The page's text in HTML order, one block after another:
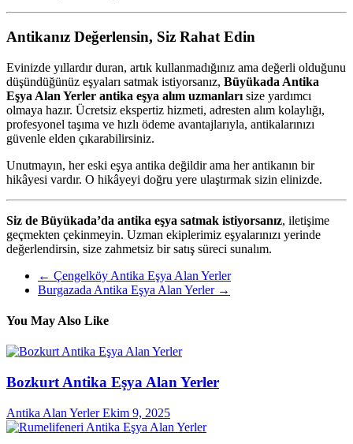
Antikanız Değerlensin, Siz Rahat Edin
Evinizde yıllardır duran, artık kullanmadığınız ama değerli olduğunu
düşündüğünüz eşyaları satmak istiyorsanız, Büyükada Antika
Eşya Alan Yerler antika eşya alım uzmanları size yardımcı
olmaya hazır. Ücretsiz ekspertiz hizmeti, adresten alım kolaylığı,
profesyonel taşıma ve hızlı ödeme avantajlarıyla, antikalarınızı
güvenle elden çıkarabilirsiniz.
Unutmayın, her eski eşya antika değildir ama her antikanın bir
hikâyesi vardır. O hikâyeyi doğru yere ulaştırmak sizin elinizde.
Siz de Büyükada’da antika eşya satmak istiyorsanız, iletişime
geçmekten çekinmeyin. Uzman ekiplerimiz eşyalarınızı yerinde
değerlendirsin, size zahmetsiz bir satış süreci sunalım.
← Çengelköy Antika Eşya Alan Yerler
Burgazada Antika Eşya Alan Yerler →
You May Also Like
Bozkurt Antika Eşya Alan Yerler
Antika Alan Yerler Ekim 9, 2025